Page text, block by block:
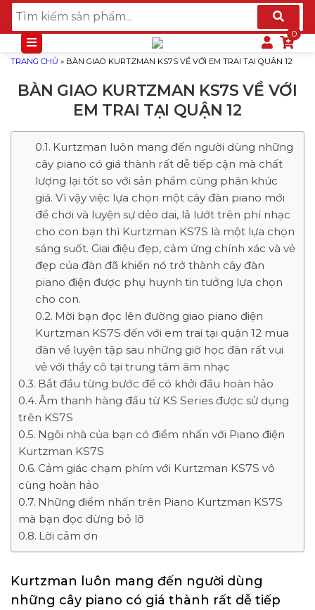
TRANG CHỦ » BÀN GIAO KURTZMAN KS7S VỀ VỚI EM TRAI TẠI QUẬN 12
BÀN GIAO KURTZMAN KS7S VỀ VỚI
EM TRAI TẠI QUẬN 12
Kurtzman luôn mang đến người dùng những
cây piano có giá thành rất dễ tiếp cận mà chất
lượng lại tốt so với sản phẩm cùng phân khúc
giá. Vì vậy việc lựa chọn một cây đàn piano mới
để chơi và luyện sự dẻo dai, lả lướt trên phí nhạc
cho con bạn thì Kurtzman KS7S là một lựa chọn
sáng suốt. Giai điệu đẹp, cảm ứng chính xác và vẻ
đẹp của đàn đã khiến nó trở thành cây đàn
piano điện được phụ huynh tin tưởng lựa chọn
cho con.
Mời bạn đọc lên đường giao piano điện
Kurtzman KS7S đến với em trai tại quận 12 mua
đàn về luyện tập sau những giờ học đàn rất vui
vẻ với thầy cô tại trung tâm âm nhạc
Bắt đầu từng bước để có khởi đầu hoàn hảo
Âm thanh hàng đầu từ KS Series được sử dụng
trên KS7S
Ngôi nhà của bạn có điểm nhấn với Piano điện
Kurtzman KS7S
Cảm giác chạm phím với Kurtzman KS7S vô
cùng hoàn hảo
Những điểm nhấn trên Piano Kurtzman KS7S
mà bạn đọc đừng bỏ lỡ
Lời cảm ơn
Kurtzman luôn mang đến người dùng
những cây piano có giá thành rất dễ tiếp